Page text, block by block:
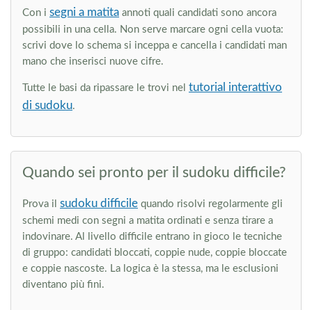
Con i segni a matita annoti quali candidati sono ancora
possibili in una cella. Non serve marcare ogni cella vuota:
scrivi dove lo schema si inceppa e cancella i candidati man
mano che inserisci nuove cifre.
Tutte le basi da ripassare le trovi nel tutorial interattivo
di sudoku.
Quando sei pronto per il sudoku difficile?
Prova il sudoku difficile quando risolvi regolarmente gli
schemi medi con segni a matita ordinati e senza tirare a
indovinare. Al livello difficile entrano in gioco le tecniche
di gruppo: candidati bloccati, coppie nude, coppie bloccate
e coppie nascoste. La logica è la stessa, ma le esclusioni
diventano più fini.